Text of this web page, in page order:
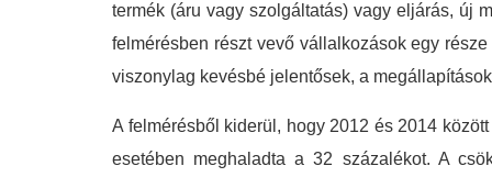
termék (áru vagy szolgáltatás) vagy eljárás, új
felmérésben részt vevő vállalkozások egy
viszonylag kevésbé jelentősek, a
A felmérésből kiderül, hogy 2012 és 2014
esetében meghaladta a 32 százalékot. A